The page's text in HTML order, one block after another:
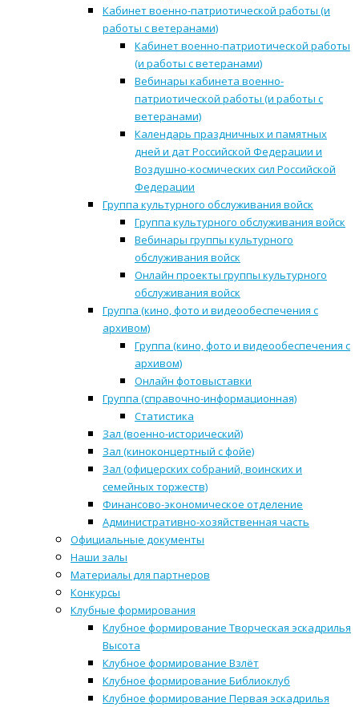
Кабинет военно-патриотической работы (и
работы с ветеранами)
Кабинет военно-патриотической работы
(и работы с ветеранами)
Вебинары кабинета военно-
патриотической работы (и работы с
ветеранами)
Календарь праздничных и памятных
дней и дат Российской Федерации и
Воздушно-космических сил Российской
Федерации
Группа культурного обслуживания войск
Группа культурного обслуживания войск
Вебинары группы культурного
обслуживания войск
Онлайн проекты группы культурного
обслуживания войск
Группа (кино, фото и видеообеспечения с
архивом)
Группа (кино, фото и видеообеспечения с
архивом)
Онлайн фотовыставки
Группа (справочно-информационная)
Статистика
Зал (военно-исторический)
Зал (киноконцертный с фойе)
Зал (офицерских собраний, воинских и
семейных торжеств)
Финансово-экономическое отделение
Административно-хозяйственная часть
Официальные документы
Наши залы
Материалы для партнеров
Конкурсы
Клубные формирования
Клубное формирование Творческая эскадрилья
Высота
Клубное формирование Взлёт
Клубное формирование Библиоклуб
Клубное формирование Первая эскадрилья